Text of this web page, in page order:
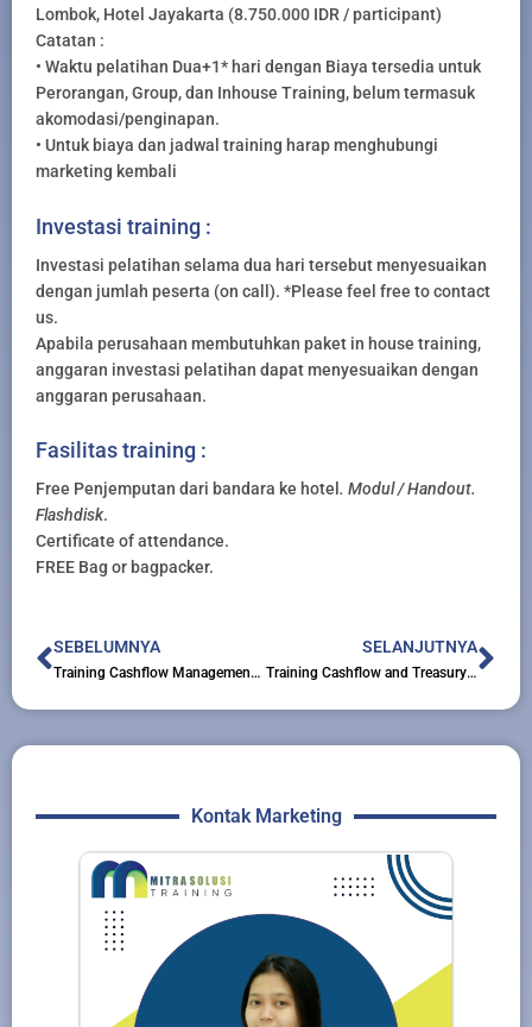
Lombok, Hotel Jayakarta (8.750.000 IDR / participant)
Catatan :
• Waktu pelatihan Dua+1* hari dengan Biaya tersedia untuk
Perorangan, Group, dan Inhouse Training, belum termasuk
akomodasi/penginapan.
• Untuk biaya dan jadwal training harap menghubungi
marketing kembali
Investasi training :
Investasi pelatihan selama dua hari tersebut menyesuaikan
dengan jumlah peserta (on call). *Please feel free to contact
us.
Apabila perusahaan membutuhkan paket in house training,
anggaran investasi pelatihan dapat menyesuaikan dengan
anggaran perusahaan.
Fasilitas training :
Free Penjemputan dari bandara ke hotel . Modul / Handout.
Flashdisk.
Certificate of attendance.
FREE Bag or bagpacker.
Prev
SEBELUMNYA
Training Cashflow Management Using MS. Excel
SELANJUTNYA
Training Cashflow and Treasury Management
Kontak Marketing